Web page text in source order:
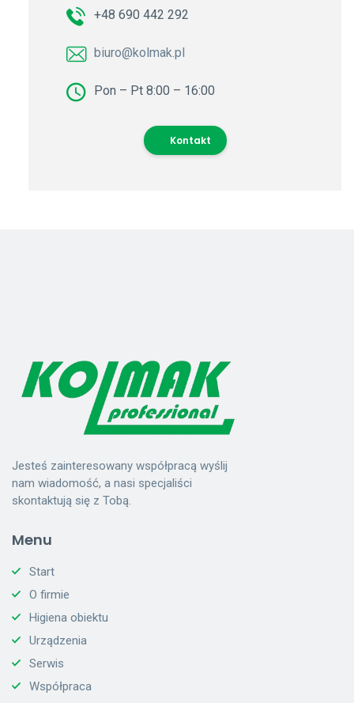
+48 690 442 292
biuro@kolmak.pl
Pon – Pt 8:00 – 16:00
Kontakt
Jesteś zainteresowany współpracą wyślij
nam wiadomość, a nasi specjaliści
skontaktują się z Tobą.
Menu
Start
O firmie
Higiena obiektu
Urządzenia
Serwis
Współpraca